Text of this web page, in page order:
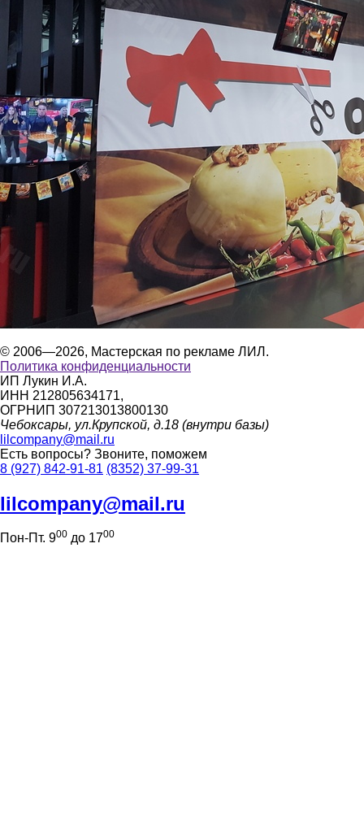
© 2006—2026, Мастерская по рекламе ЛИЛ.
Политика конфиденциальности
ИП Лукин И.А.
ИНН 212805634171,
ОГРНИП 307213013800130
Чебоксары, ул.Крупской, д.18 (внутри базы)
lilcompany@mail.ru
Есть вопросы? Звоните, поможем
8 (927) 842-91-81 (8352) 37-99-31
lilcompany@mail.ru
Пон-Пт. 900 до 1700